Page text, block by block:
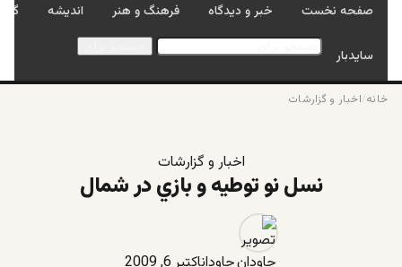
صفحه نخست خبر و دیدگاه فرهنگ و هنر اندیشه
سایدبار
خانه اخبار و گزارشات
اخبار و گزارشات
نسل نو توطيه و بازي در شمال